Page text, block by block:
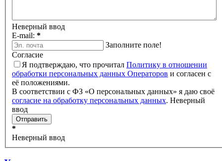
Неверный ввод
E-mail: *
Заполните поле!
Согласие
Я подтверждаю, что прочитал Политику в отношении
обработки персональных данных Операторов и согласен с
её положениями.
В соответствии с ФЗ «О персональных данных» я даю своё
согласие на обработку персональных данных. Неверный
ввод
*
Неверный ввод